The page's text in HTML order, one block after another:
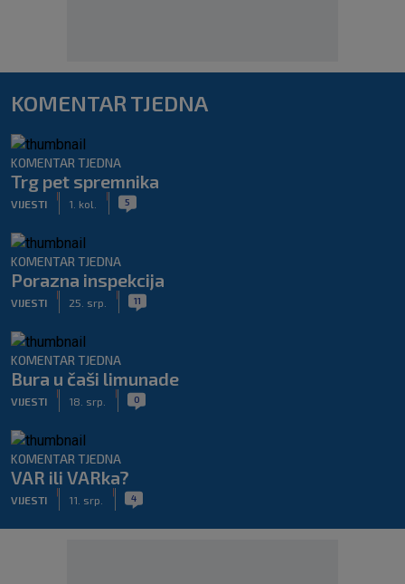
KOMENTAR TJEDNA
KOMENTAR TJEDNA
Trg pet spremnika
VIJESTI 1. kol. 5
KOMENTAR TJEDNA
Porazna inspekcija
VIJESTI 25. srp. 11
KOMENTAR TJEDNA
Bura u čaši limunade
VIJESTI 18. srp. 0
KOMENTAR TJEDNA
VAR ili VARka?
VIJESTI 11. srp. 4